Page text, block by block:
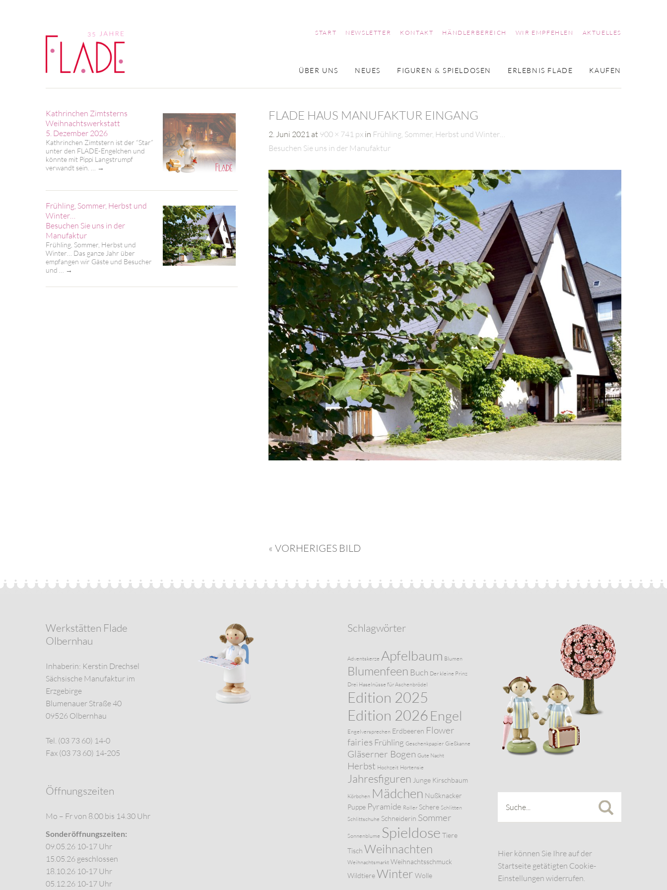
ÜBER UNS NEUES FIGUREN & SPIELDOSEN ERLEBNIS FLADE KAUFEN
START NEWSLETTER KONTAKT HÄNDLERBEREICH WIR EMPFEHLEN AKTUELLES
FLADE HAUS MANUFAKTUR EINGANG
2. Juni 2021 at 900 × 741 px in Frühling, Sommer, Herbst und Winter…
Besuchen Sie uns in der Manufaktur
« VORHERIGES BILD
Kathrinchen Zimtsterns
Weihnachtswerkstatt
5. Dezember 2026
Kathrinchen Zimtstern ist der “Star”
unter den FLADE-Engelchen und
könnte mit Pippi Langstrumpf
verwandt sein. …
→
Frühling, Sommer, Herbst und
Winter…
Besuchen Sie uns in der
Manufaktur
Frühling, Sommer, Herbst und
Winter… Das ganze Jahr über
empfangen wir Gäste und Besucher
und …
→
Werkstätten Flade
Olbernhau
Inhaberin: Kerstin Drechsel
Sächsische Manufaktur im
Erzgebirge
Blumenauer Straße 40
09526 Olbernhau
Tel. (03 73 60) 14-0
Fax (03 73 60) 14-205
Öffnungszeiten
Mo – Fr von 8.00 bis 14.30 Uhr
Sonderöffnungszeiten:
09.05.26 10-17 Uhr
15.05.26 geschlossen
18.10.26 10-17 Uhr
05.12.26 10-17 Uhr
Schlagwörter
Adventskerze Apfelbaum Blumen
Blumenfeen Buch Der kleine Prinz
Drei Haselnüsse für Aschenbrödel
Edition 2025
Edition 2026 Engel
Engelversprechen Erdbeeren Flower
fairies Frühling Geschenkpapier Gießkanne
Gläserner Bogen Gute Nacht
Herbst Hochzeit Hortensie
Jahresfiguren Junge Kirschbaum
Körbchen Mädchen Nußknacker
Puppe Pyramide Roller Schere Schlitten
Schlittschuhe Schneiderin Sommer
Sonnenblume Spieldose Tiere
Tisch Weihnachten
Weihnachtsmarkt Weihnachtsschmuck
Wildtiere Winter Wolle
Hier können Sie Ihre auf der
Startseite getätigten Cookie-
Einstellungen widerrufen.